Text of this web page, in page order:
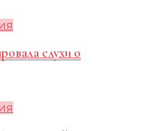
слухи о